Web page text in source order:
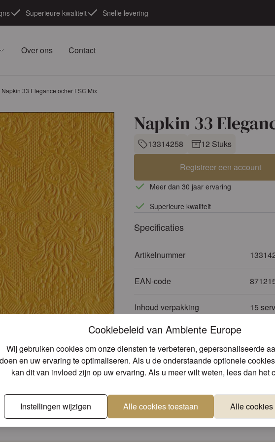
Cookiebeleid van Ambiente Europe
Wij gebruiken cookies om onze diensten te verbeteren, gepersonaliseerde
doen en uw ervaring te optimaliseren. Als u de onderstaande optionele
kan dit van invloed zijn op uw ervaring. Als u meer wilt weten, lees dan het
Instellingen wijzigen Alle cookies toestaan Alle
Superieure kwaliteit Snelle levering
Over ons Contact
Napkin 33 Elegance ocher FSC Mix
Napkin 33
13314258 12 Stuks
Registreer een account
Meer dan 30 jaar ervaring
Superieure kwaliteit
Specificaties
Artikelnummer
EAN-code
Inhoud verpakking 15
Kleur Geel
Unieke designs Superieure